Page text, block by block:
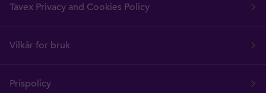
Tavex Privacy and Cookies Policy
Vilkår for bruk
Prispolicy